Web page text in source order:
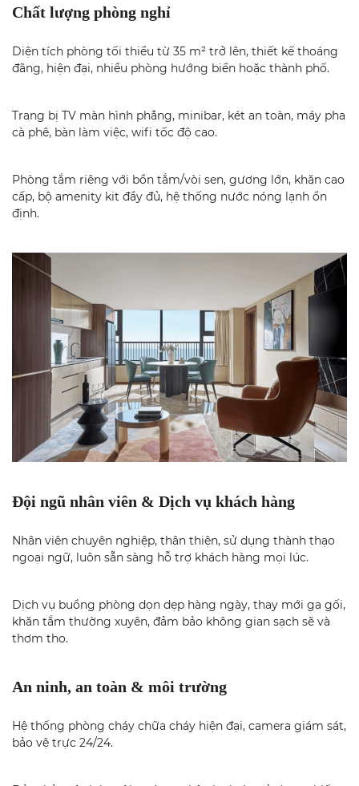
Chất lượng phòng nghỉ
Diện tích phòng tối thiểu từ 35 m² trở lên, thiết kế thoáng
đãng, hiện đại, nhiều phòng hướng biển hoặc thành phố.
Trang bị TV màn hình phẳng, minibar, két an toàn, máy pha
cà phê, bàn làm việc, wifi tốc độ cao.
Phòng tắm riêng với bồn tắm/vòi sen, gương lớn, khăn cao
cấp, bộ amenity kit đầy đủ, hệ thống nước nóng lạnh ổn
định.
Đội ngũ nhân viên & Dịch vụ khách hàng
Nhân viên chuyên nghiệp, thân thiện, sử dụng thành thạo
ngoại ngữ, luôn sẵn sàng hỗ trợ khách hàng mọi lúc.
Dịch vụ buồng phòng dọn dẹp hàng ngày, thay mới ga gối,
khăn tắm thường xuyên, đảm bảo không gian sạch sẽ và
thơm tho.
An ninh, an toàn & môi trường
Hệ thống phòng cháy chữa cháy hiện đại, camera giám sát,
bảo vệ trực 24/24.